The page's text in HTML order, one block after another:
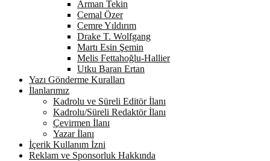
Arman Tekin
Cemal Özer
Cemre Yıldırım
Drake T. Wolfgang
Martı Esin Şemin
Melis Fettahoğlu-Hallier
Utku Baran Ertan
Yazı Gönderme Kuralları
İlanlarımız
Kadrolu ve Süreli Editör İlanı
Kadrolu/Süreli Redaktör İlanı
Çevirmen İlanı
Yazar İlanı
İçerik Kullanım İzni
Reklam ve Sponsorluk Hakkında